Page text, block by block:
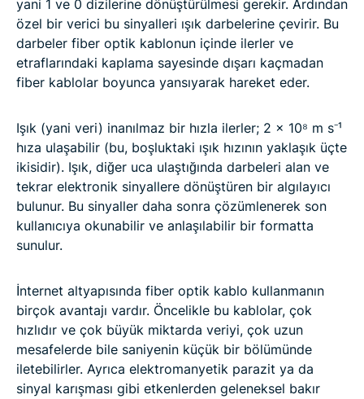
yani 1 ve 0 dizilerine dönüştürülmesi gerekir. Ardından
özel bir verici bu sinyalleri ışık darbelerine çevirir. Bu
darbeler fiber optik kablonun içinde ilerler ve
etraflarındaki kaplama sayesinde dışarı kaçmadan
fiber kablolar boyunca yansıyarak hareket eder.
Işık (yani veri) inanılmaz bir hızla ilerler; 2 × 10⁸ m s⁻¹
hıza ulaşabilir (bu, boşluktaki ışık hızının yaklaşık üçte
ikisidir). Işık, diğer uca ulaştığında darbeleri alan ve
tekrar elektronik sinyallere dönüştüren bir algılayıcı
bulunur. Bu sinyaller daha sonra çözümlenerek son
kullanıcıya okunabilir ve anlaşılabilir bir formatta
sunulur.
İnternet altyapısında fiber optik kablo kullanmanın
birçok avantajı vardır. Öncelikle bu kablolar, çok
hızlıdır ve çok büyük miktarda veriyi, çok uzun
mesafelerde bile saniyenin küçük bir bölümünde
iletebilirler. Ayrıca elektromanyetik parazit ya da
sinyal karışması gibi etkenlerden geleneksel bakır